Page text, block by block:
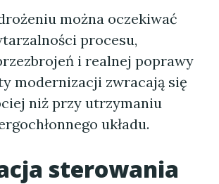
można oczekiwać
procesu,
i realnej poprawy
modernizacji zwracają się
niż przy utrzymaniu
układu.
sterowania